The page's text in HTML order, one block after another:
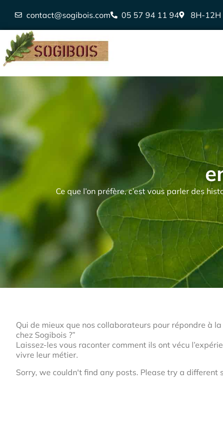
contact@sogibois.com 05 57 94 11 94 8H-12H
Ce que l’on préfère, c’est vous parler des
Qui de mieux que nos collaborateurs pour répondre à
chez Sogibois ?”
Laissez-les vous raconter comment ils ont vécu
vivre leur métier.
Sorry, we couldn't find any posts. Please try a different